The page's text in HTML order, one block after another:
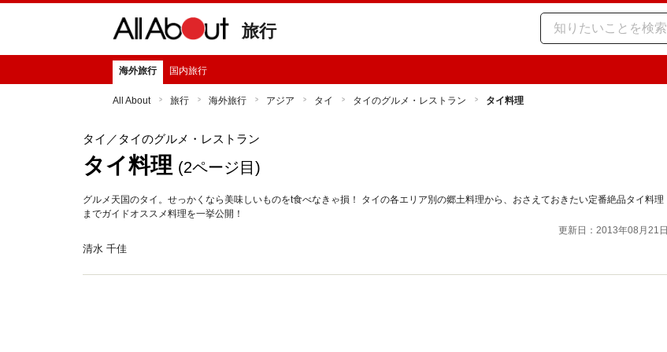
旅行
海外旅行 国内旅行
All About 旅行 海外旅行 アジア タイ タイのグルメ・レストラン タイ料理
タイ ／タイのグルメ・レストラン
タイ料理 (2ページ目)
グルメ天国のタイ。せっかくなら美味しいものをt食べなきゃ損！ タイの各エリア別の郷土料理から、おさえておきたい定番絶品タイ料理
までガイドオススメ料理を一挙公開！
更新日：2013年08月21日
清水 千佳